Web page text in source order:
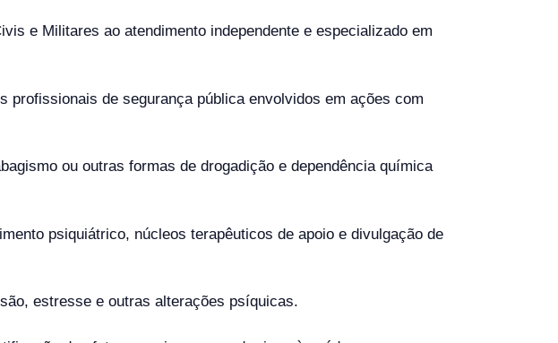
e Militares ao atendimento independente e especializado em
profissionais de segurança pública envolvidos em ações com
ou outras formas de drogadição e dependência química
psiquiátrico, núcleos terapêuticos de apoio e divulgação de
estresse e outras alterações psíquicas.